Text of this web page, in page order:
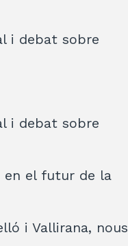
i debat sobre
i debat sobre
en el futur de la
i Vallirana, nous